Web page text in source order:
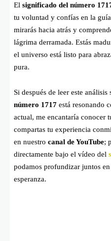
El significado del número
tu voluntad y confías en la
mirarás hacia atrás y
lágrima derramada. Estás
el universo está listo para
pura.
Si después de leer este análisis
número 1717 está resonando
actual, me encantaría conocer
compartas tu experiencia
en nuestro canal de YouTube;
directamente bajo el vídeo del
podamos profundizar juntos
esperanza.